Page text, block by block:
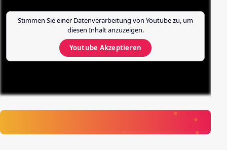
Stimmen Sie einer Datenverarbeitung von Youtubezu, um
diesen Inhalt anzuzeigen.
Youtube Akzeptieren